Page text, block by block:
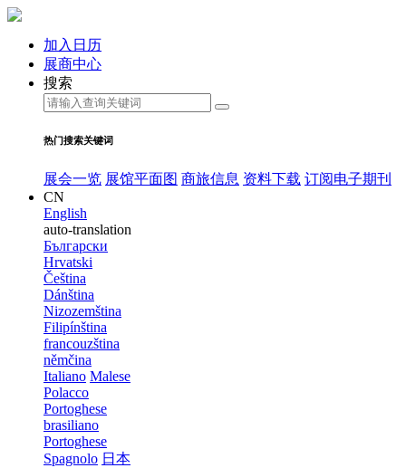
加入日历
展商中心
搜索
热门搜索关键词
展会一览 展馆平面图 商旅信息 资料下载 订阅电子期刊
CN
English
auto-translation
Български
Hrvatski
Čeština
Dánština
Nizozemština
Filipínština
francouzština
němčina
Italiano Malese
Polacco
Portoghese
brasiliano
Portoghese
Spagnolo 日本